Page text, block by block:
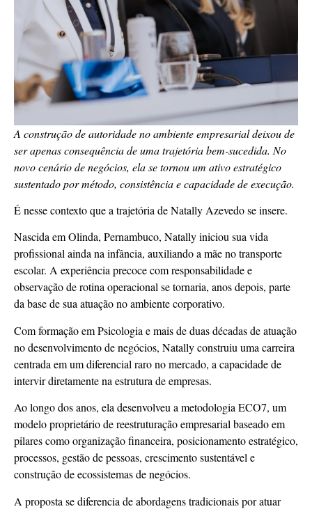
A construção de autoridade no ambiente empresarial deixou de
ser apenas consequência de uma trajetória bem-sucedida. No
novo cenário de negócios, ela se tornou um ativo estratégico
sustentado por método, consistência e capacidade de execução.
É nesse contexto que a trajetória de Natally Azevedo se insere.
Nascida em Olinda, Pernambuco, Natally iniciou sua vida
profissional ainda na infância, auxiliando a mãe no transporte
escolar. A experiência precoce com responsabilidade e
observação de rotina operacional se tornaria, anos depois, parte
da base de sua atuação no ambiente corporativo.
Com formação em Psicologia e mais de duas décadas de atuação
no desenvolvimento de negócios, Natally construiu uma carreira
centrada em um diferencial raro no mercado, a capacidade de
intervir diretamente na estrutura de empresas.
Ao longo dos anos, ela desenvolveu a metodologia ECO7, um
modelo proprietário de reestruturação empresarial baseado em
pilares como organização financeira, posicionamento estratégico,
processos, gestão de pessoas, crescimento sustentável e
construção de ecossistemas de negócios.
A proposta se diferencia de abordagens tradicionais por atuar